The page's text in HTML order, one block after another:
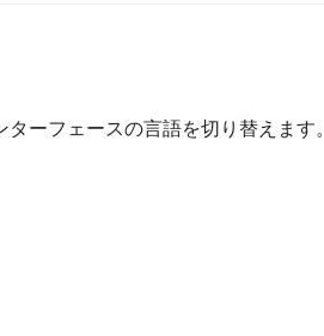
ーフェースの言語を切り替えます。